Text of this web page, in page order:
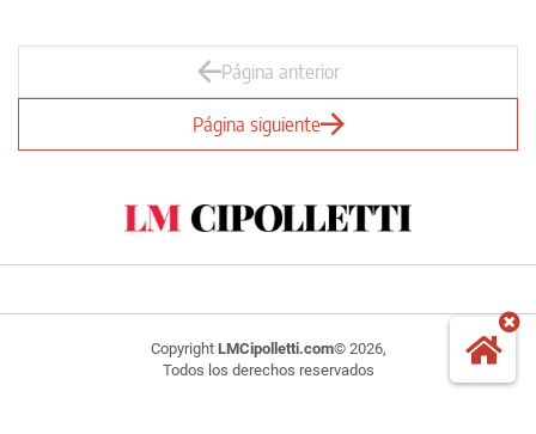
Página anterior
Página siguiente
Copyright LMCipolletti.com© 2026,
Todos los derechos reservados